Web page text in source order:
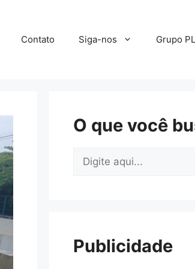
Contato Siga-nos Grupo
O que você
Pesquisar
Publicidade